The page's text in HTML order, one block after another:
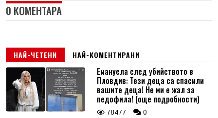
0 КОМЕНТАРА
НАЙ-ЧЕТЕНИ НАЙ-КОМЕНТИРАНИ
Емануела след убийството в
Пловдив: Тези деца са спасили
вашите деца! Не ми е жал за
педофила! (още подробности)
78477 0